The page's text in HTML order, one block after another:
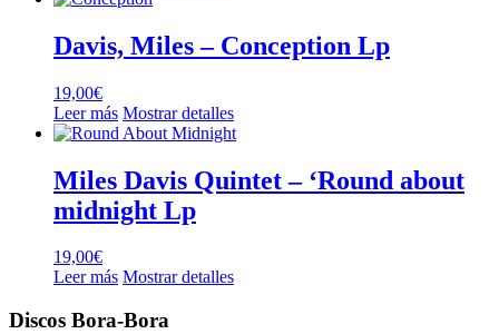
Davis, Miles – Conception Lp
19,00€
Leer más Mostrar detalles
Miles Davis Quintet – ‘Round about
midnight Lp
19,00€
Leer más Mostrar detalles
Discos Bora-Bora